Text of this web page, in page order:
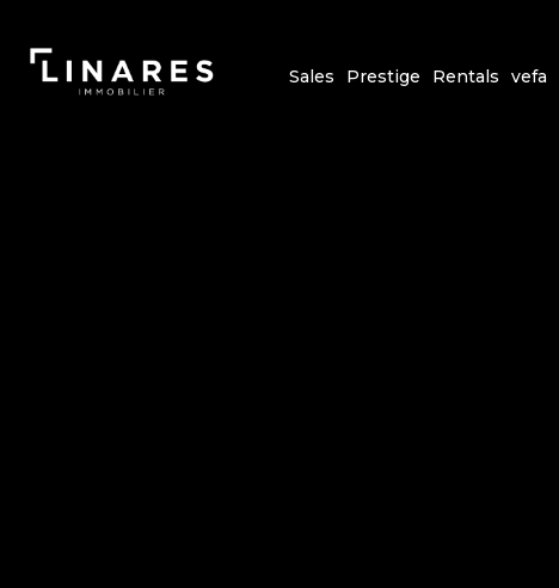
Sales Prestige Rentals vefa